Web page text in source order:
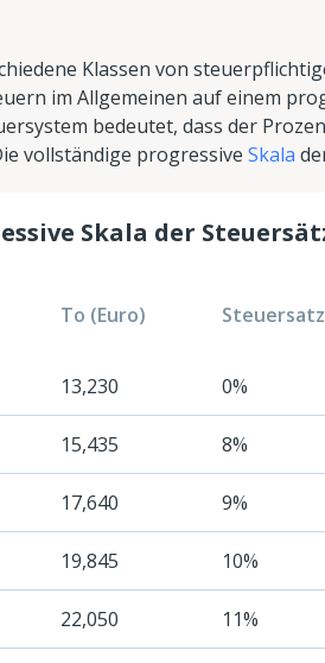
Klassen von
im Allgemeinen auf einem
bedeutet, dass der
vollständige progressive Skala
Skala der
To (Euro) Steuersatz
13,230 0%
15,435 8%
17,640 9%
19,845 10%
22,050 11%